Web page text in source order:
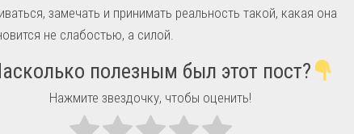
замечать и принимать реальность такой, какая она
не слабостью, а силой.
полезным был этот пост?
Нажмите звездочку, чтобы оценить!